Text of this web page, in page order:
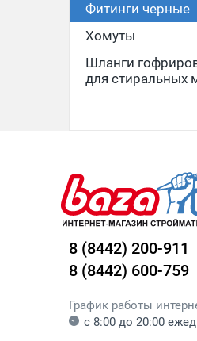
Фитинги черные
Хомуты
Шланги
для стиральных
8 (8442) 200-911
8 (8442) 600-759
График работы
с 8:00 до 20:00